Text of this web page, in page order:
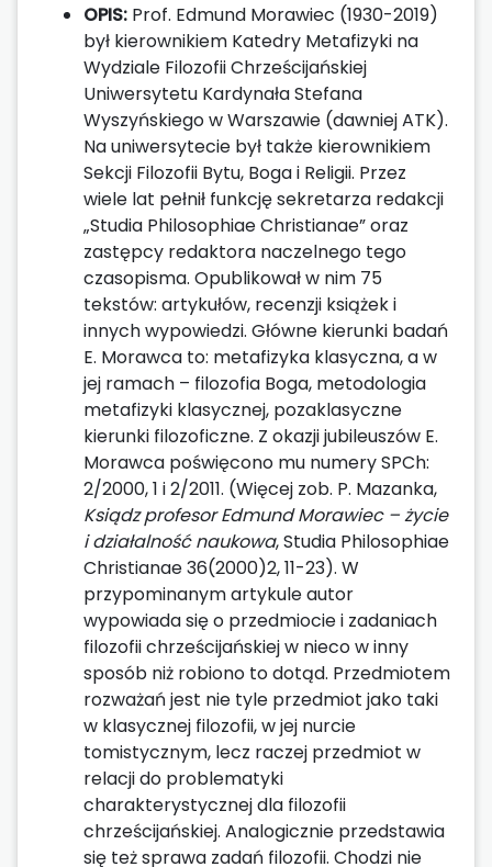
OPIS: Prof. Edmund Morawiec (1930-2019)
był kierownikiem Katedry Metafizyki na
Wydziale Filozofii Chrześcijańskiej
Uniwersytetu Kardynała Stefana
Wyszyńskiego w Warszawie (dawniej ATK).
Na uniwersytecie był także kierownikiem
Sekcji Filozofii Bytu, Boga i Religii. Przez
wiele lat pełnił funkcję sekretarza redakcji
„Studia Philosophiae Christianae” oraz
zastępcy redaktora naczelnego tego
czasopisma. Opublikował w nim 75
tekstów: artykułów, recenzji książek i
innych wypowiedzi. Główne kierunki badań
E. Morawca to: metafizyka klasyczna, a w
jej ramach – filozofia Boga, metodologia
metafizyki klasycznej, pozaklasyczne
kierunki filozoficzne. Z okazji jubileuszów E.
Morawca poświęcono mu numery SPCh:
2/2000, 1 i 2/2011. (Więcej zob. P. Mazanka,
Ksiądz profesor Edmund Morawiec – życie
i działalność naukowa, Studia Philosophiae
Christianae 36(2000)2, 11-23). W
przypominanym artykule autor
wypowiada się o przedmiocie i zadaniach
filozofii chrześcijańskiej w nieco w inny
sposób niż robiono to dotąd. Przedmiotem
rozważań jest nie tyle przedmiot jako taki
w klasycznej filozofii, w jej nurcie
tomistycznym, lecz raczej przedmiot w
relacji do problematyki
charakterystycznej dla filozofii
chrześcijańskiej. Analogicznie przedstawia
się też sprawa zadań filozofii. Chodzi nie